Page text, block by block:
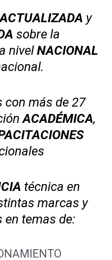
y
sobre la
nivelNACIONAL
con más de 27
ACADÉMICA,
técnica en
marcas y
en temas de: